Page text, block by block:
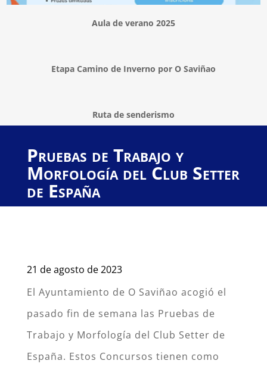
Aula de verano 2025
Etapa Camino de Inverno por O Saviñao
Ruta de senderismo
Pruebas de Trabajo y
Morfología del Club Setter
de España
21 de agosto de 2023
El Ayuntamiento de O Saviñao acogió el
pasado fin de semana las Pruebas de
Trabajo y Morfología del Club Setter de
España. Estos Concursos tienen como